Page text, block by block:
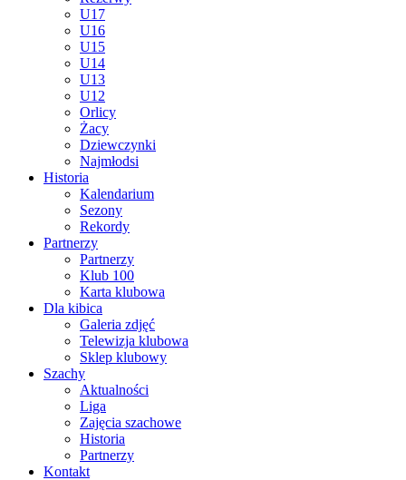
U17
U16
U15
U14
U13
U12
Orlicy
Żacy
Dziewczynki
Najmłodsi
Historia
Kalendarium
Sezony
Rekordy
Partnerzy
Partnerzy
Klub 100
Karta klubowa
Dla kibica
Galeria zdjęć
Telewizja klubowa
Sklep klubowy
Szachy
Aktualności
Liga
Zajęcia szachowe
Historia
Partnerzy
Kontakt